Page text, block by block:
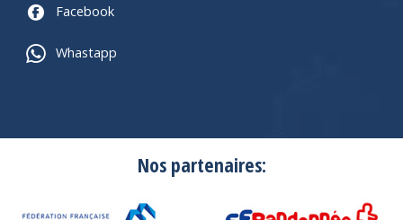
Facebook
Whastapp
Nos partenaires: